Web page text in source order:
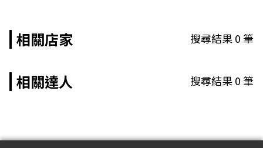
相關店家 搜尋結果0筆
相關達人 搜尋結果0筆